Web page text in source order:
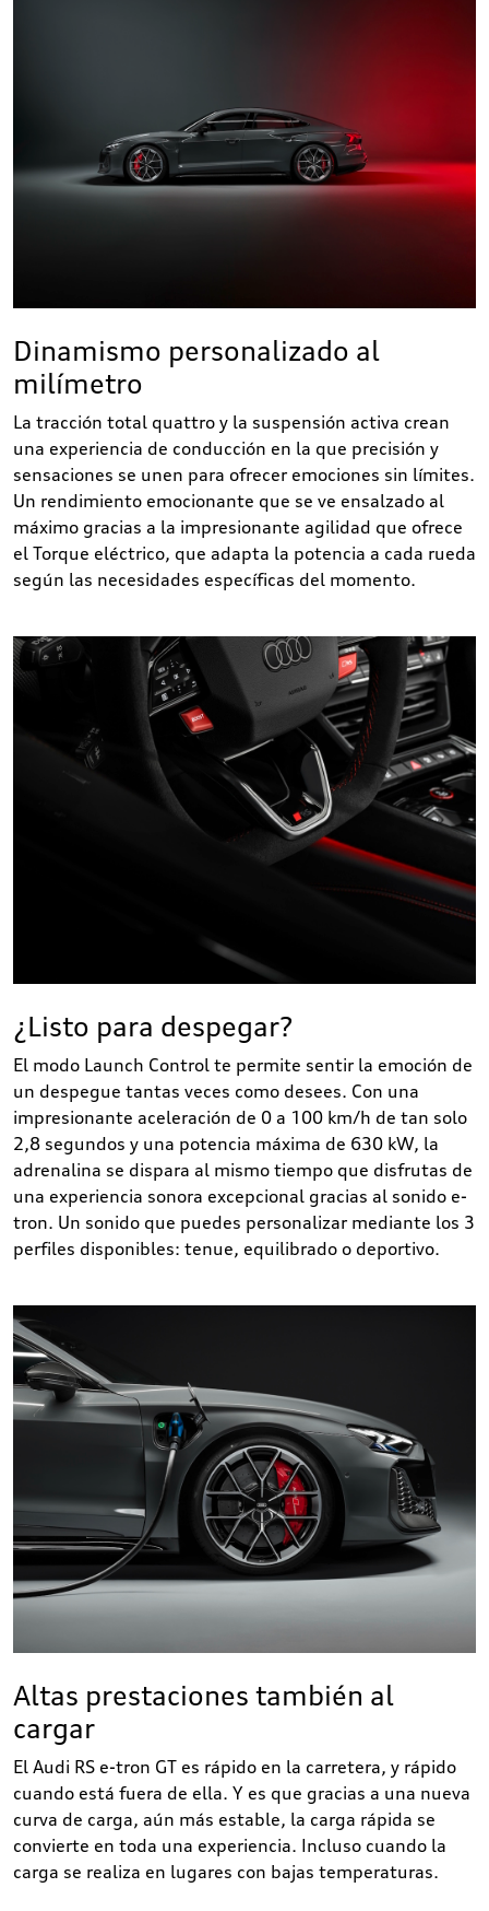
Dinamismo personalizado al
milímetro
La tracción total quattro y la suspensión activa crean
una experiencia de conducción en la que precisión y
sensaciones se unen para ofrecer emociones sin límites.
Un rendimiento emocionante que se ve ensalzado al
máximo gracias a la impresionante agilidad que ofrece
el Torque eléctrico, que adapta la potencia a cada rueda
según las necesidades específicas del momento.
¿Listo para despegar?
El modo Launch Control te permite sentir la emoción de
un despegue tantas veces como desees. Con una
impresionante aceleración de 0 a 100 km/h de tan solo
2,8 segundos y una potencia máxima de 630 kW, la
adrenalina se dispara al mismo tiempo que disfrutas de
una experiencia sonora excepcional gracias al sonido e-
tron. Un sonido que puedes personalizar mediante los 3
perfiles disponibles: tenue, equilibrado o deportivo.
Altas prestaciones también al
cargar
El Audi RS e-tron GT es rápido en la carretera, y rápido
cuando está fuera de ella. Y es que gracias a una nueva
curva de carga, aún más estable, la carga rápida se
convierte en toda una experiencia. Incluso cuando la
carga se realiza en lugares con bajas temperaturas.